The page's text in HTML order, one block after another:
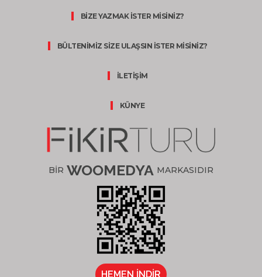
BİZE YAZMAK İSTER MİSİNİZ?
BÜLTENİMİZ SİZE ULAŞSIN İSTER MİSİNİZ?
İLETİŞİM
KÜNYE
BİR WOOMEDYA MARKASIDIR
HEMEN İNDİR